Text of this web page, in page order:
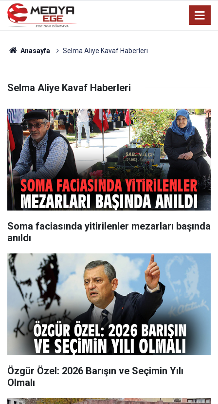
Anasayfa Selma Aliye Kavaf Haberleri
Selma Aliye Kavaf Haberleri
Soma faciasında yitirilenler mezarları başında
anıldı
Özgür Özel: 2026 Barışın ve Seçimin Yılı
Olmalı